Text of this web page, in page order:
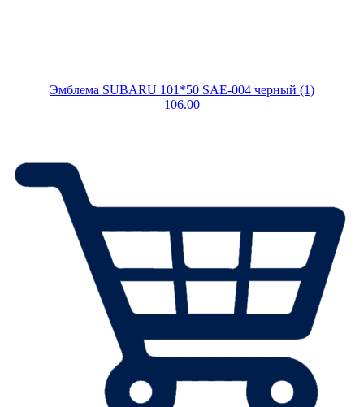
Эмблема SUBARU 101*50 SAE-004 черный (1)
106.00